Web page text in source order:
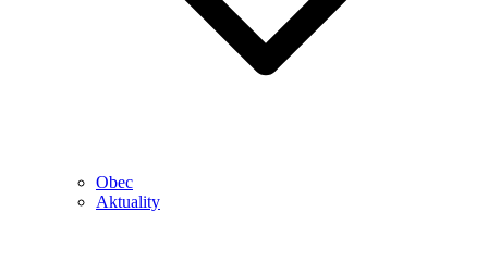
Obec
Aktuality